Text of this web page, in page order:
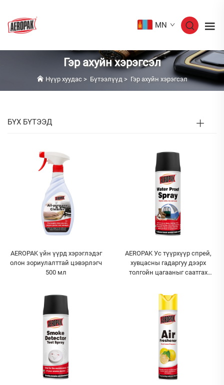
MN
Гэр ахуйн хэрэгсэл
Нүүр хуудас > Бүтээлүүд > Гэр ахуйн хэрэгсэл
БҮХ БҮТЭЭД
AEROPAK үйн үүрд хэрэглэдэг
олон зориулалттай цэвэрлэгч
500 мл
AEROPAK Ус түүрхүүр спрей,
хувцасны гадаргуу дээрх
толгойн цагааныг саатгах